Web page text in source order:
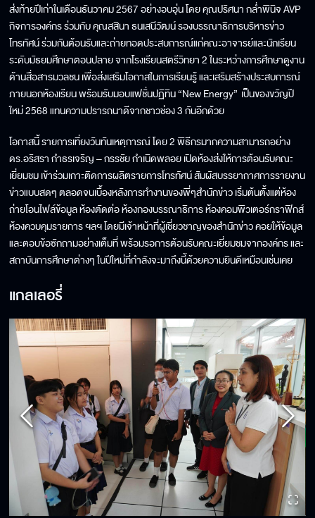
ส่งท้ายปีเก่าในเดือนธันวาคม 2567 อย่างอบอุ่น โดย คุณปริศนา กล่ำพินิจ AVP
กิจการองค์กร ร่วมกับ คุณสสินา ธนเสนีวัฒน์ รองบรรณาธิการบริหารข่าว
โทรทัศน์ ร่วมกันต้อนรับและถ่ายทอดประสบการณ์แก่คณะอาจารย์และนักเรียน
ระดับมัธยมศึกษาตอนปลาย จากโรงเรียนสตรีวิทยา 2 ในระหว่างการศึกษาดูงาน
ด้านสื่อสารมวลชน เพื่อส่งเสริมโอกาสในการเรียนรู้ และเสริมสร้างประสบการณ์
ภายนอกห้องเรียน พร้อมรับมอบแฟชั่นปฏิทิน “New Energy” เป็นของขวัญปี
ใหม่ 2568 แทนความปรารถนาดีจากชาวช่อง 3 กันอีกด้วย
โอกาสนี้ รายการเที่ยงวันทันเหตุการณ์ โดย 2 พิธีกรมากความสามารถอย่าง
ดร.อริสรา กำธรเจริญ – กรรชัย กำเนิดพลอย เปิดห้องส่งให้การต้อนรับคณะ
เยี่ยมชม เข้าร่วมเกาะติดการผลิตรายการโทรทัศน์ สัมผัสบรรยากาศการรายงาน
ข่าวแบบสดๆ ตลอดจนเบื้องหลังการทำงานของพี่ๆสำนักข่าว เริ่มต้นตั้งแต่ห้อง
ถ่ายโอนไฟล์ข้อมูล ห้องตัดต่อ ห้องกองบรรณาธิการ ห้องคอมพิวเตอร์กราฟิกส์
ห้องควบคุมรายการ ฯลฯ โดยมีเจ้าหน้าที่ผู้เชี่ยวชาญของสำนักข่าว คอยให้ข้อมูล
และตอบข้อซักถามอย่างเต็มที่ พร้อมรอการต้อนรับคณะเยี่ยมชมจากองค์กร และ
สถาบันการศึกษาต่างๆ ในปีใหม่ที่กำลังจะมาถึงนี้ด้วยความยินดีเหมือนเช่นเคย
แกลเลอรี่